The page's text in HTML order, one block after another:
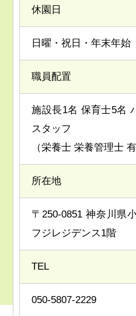
休園日
日曜・祝日・年末年始
職員配置
施設長1名 保育士5名
スタッフ
（栄養士 栄養管理士
所在地
〒250-0851 神奈川県
フジレジデンス1階
TEL
050-5807-2229